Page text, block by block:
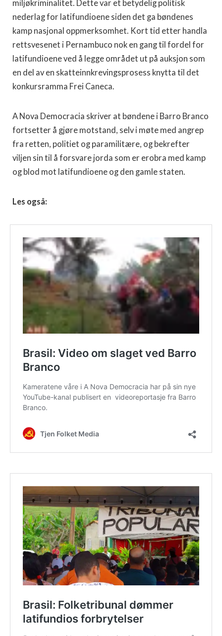
miljøkriminalitet. Dette var et betydelig politisk
nederlag for latifundioene siden det ga bøndenes
kamp nasjonal oppmerksomhet. Kort tid etter handla
rettsvesenet i Pernambuco nok en gang til fordel for
latifundioene ved å legge området ut på auksjon som
en del av en skatteinnkrevingsprosess knytta til det
konkursramma Frei Caneca.
A Nova Democracia skriver at bøndene i Barro Branco
fortsetter å gjøre motstand, selv i møte med angrep
fra retten, politiet og paramilitære, og bekrefter
viljen sin til å forsvare jorda som er erobra med kamp
og blod mot latifundioene og den gamle staten.
Les også: